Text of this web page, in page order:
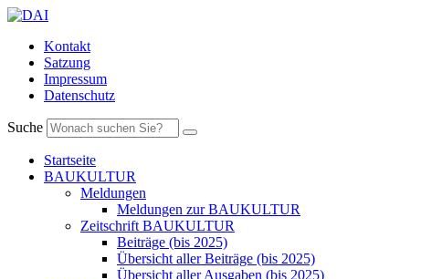
Kontakt
Satzung
Impressum
Datenschutz
Suche
Startseite
BAUKULTUR
Meldungen
Meldungen zur BAUKULTUR
Zeitschrift BAUKULTUR
Beiträge (bis 2025)
Übersicht aller Beiträge (bis 2025)
Übersicht aller Ausgaben (bis 2025)